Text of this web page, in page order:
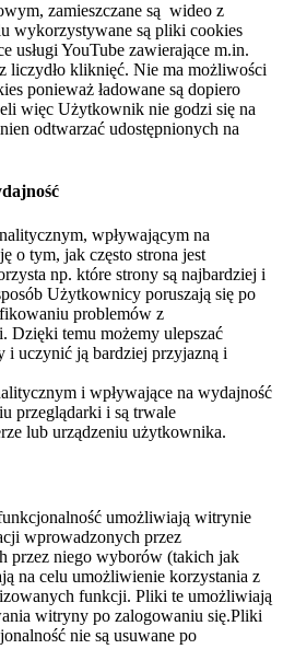
zamieszczane są wideo z
wykorzystywane są pliki cookies
usługi YouTube zawierające m.in.
liczydło kliknięć. Nie ma możliwości
ponieważ ładowane są dopiero
więc Użytkownik nie godzi się na
odtwarzać udostępnionych na
wpływającym na
o tym, jak często strona jest
np. które strony są najbardziej i
Użytkownicy poruszają się po
problemów z
Dzięki temu możemy ulepszać
i uczynić ją bardziej przyjazną i
i wpływające na wydajność
przeglądarki i są trwale
lub urządzeniu użytkownika.
umożliwiają witrynie
wprowadzonych przez
przez niego wyborów (takich jak
na celu umożliwienie korzystania z
funkcji. Pliki te umożliwiają
witryny po zalogowaniu się.Pliki
nie są usuwane po